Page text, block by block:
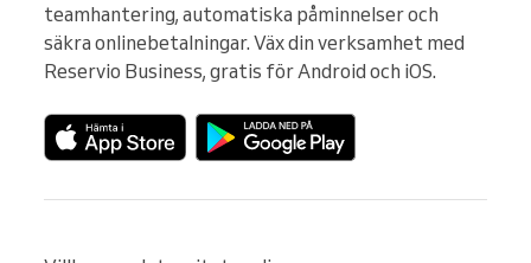
teamhantering, automatiska påminnelser och
säkra onlinebetalningar. Väx din verksamhet med
Reservio Business, gratis för Android och iOS.